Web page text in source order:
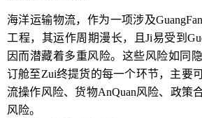
海洋运输物流，作为一项涉及
工程，其运作周期漫长，且Ji易受到
因而潜藏着多重风险。这些风险如同
订舱至Zui终提货的每一个环节，主要
流操作风险、货物AnQuan风险、政策
风险。